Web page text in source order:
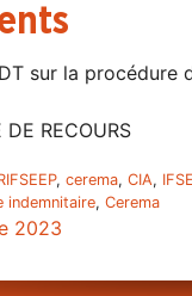
sur la procédure
DE RECOURS
, cerema, CIA, IFSE
indemnitaire, Cerema
2023